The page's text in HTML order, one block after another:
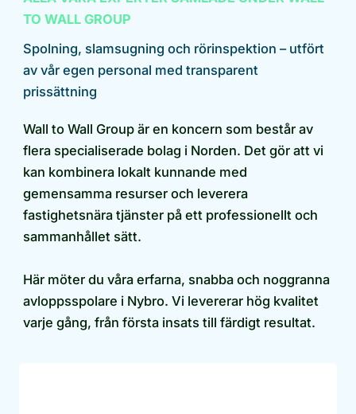
TO WALL GROUP
Spolning, slamsugning och rörinspektion – utfört
av vår egen personal med transparent
prissättning
Wall to Wall Group är en koncern som består av
flera specialiserade bolag i Norden. Det gör att vi
kan kombinera lokalt kunnande med
gemensamma resurser och leverera
fastighetsnära tjänster på ett professionellt och
sammanhållet sätt.
Här möter du våra erfarna, snabba och noggranna
avloppsspolare i Nybro. Vi levererar hög kvalitet
varje gång, från första insats till färdigt resultat.